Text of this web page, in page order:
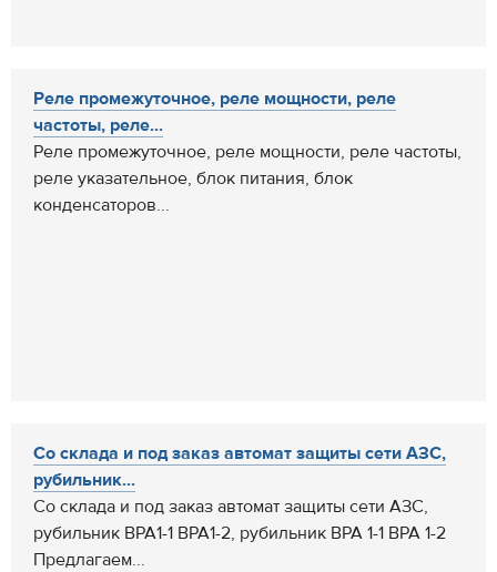
Реле промежуточное, реле мощности, реле
частоты, реле...
Реле промежуточное, реле мощности, реле частоты,
реле указательное, блок питания, блок
конденсаторов...
Со склада и под заказ автомат защиты сети АЗС,
рубильник...
Со склада и под заказ автомат защиты сети АЗС,
рубильник ВРА1-1 ВРА1-2, рубильник ВРА 1-1 ВРА 1-2
Предлагаем...